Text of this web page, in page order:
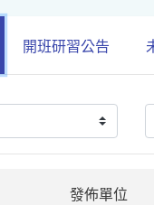
開班研習公告
發佈單位